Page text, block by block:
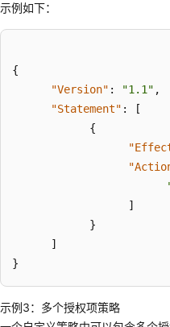
示例如下：
{
"Version" : "1.1" ,
"Statement" :
[
{
]
}
]
}
示例3：多个授权项策略